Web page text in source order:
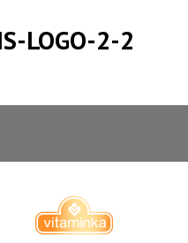
LOGO-2-2